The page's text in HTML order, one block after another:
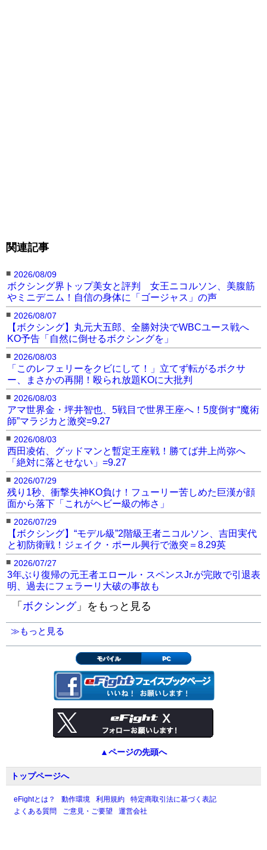
関連記事
■ 2026/08/09
ボクシング界トップ美女と評判 女王ニコルソン、美腹筋
やミニデニム！自信の身体に「ゴージャス」の声
■ 2026/08/07
【ボクシング】丸元大五郎、全勝対決でWBCユース戦へ
KO予告「自然に倒せるボクシングを」
■ 2026/08/03
「このレフェリーをクビにして！」立てず転がるボクサ
ー、まさかの再開！殴られ放題KOに大批判
■ 2026/08/03
アマ世界金・坪井智也、5戦目で世界王座へ！5度倒す“魔術
師”マラジカと激突=9.27
■ 2026/08/03
西田凌佑、グッドマンと暫定王座戦！勝てば井上尚弥へ
「絶対に落とせない」=9.27
■ 2026/07/29
残り1秒、衝撃失神KO負け！フューリー苦しめた巨漢が顔
面から落下「これがヘビー級の怖さ」
■ 2026/07/29
【ボクシング】“モデル級”2階級王者ニコルソン、吉田実代
と初防衛戦！ジェイク・ポール興行で激突＝8.29英
■ 2026/07/27
3年ぶり復帰の元王者エロール・スペンスJr.が完敗で引退表
明、過去にフェラーリ大破の事故も
「 ボクシング」をもっと見る
≫もっと見る
モバイル PC
▲ページの先頭へ
トップページへ
eFightとは？ 動作環境 利用規約
特定商取引法に基づく表記
よくある質問
ご意見・ご要望 運営会社